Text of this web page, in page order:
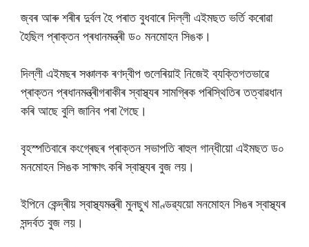
জ্বৰ আৰু শৰীৰ দুৰ্বল হৈ পৰাত বুধবাৰে দিল্লী এইমছত ভৰ্তি কৰোৱা
হৈছিল প্ৰাক্তন প্ৰধানমন্ত্ৰী ড০ মনমোহন সিঙক।
দিল্লী এইমছৰ সঞ্চালক ৰণদ্বীপ গুলেৰিয়াই নিজেই ব্যক্তিগতভাৱে
প্ৰাক্তন প্ৰধানমন্ত্ৰীগৰাকীৰ স্বাস্থ্যৰ সামগ্ৰিক পৰিস্থিতিৰ তত্বাৱধান
কৰি আছে বুলি জানিব পৰা গৈছে।
বৃহস্পতিবাৰে কংগ্ৰেছৰ প্ৰাক্তন সভাপতি ৰাহুল গান্ধীয়ো এইমছত ড০
মনমোহন সিঙক সাক্ষাৎ কৰি স্বাস্থ্যৰ বুজ লয়।
ইপিনে কেন্দ্ৰীয় স্বাস্থ্যমন্ত্ৰী মুনছুখ মাণ্ডৱ্যয়ো মনমোহন সিঙৰ স্বাস্থ্যৰ
সন্দৰ্বত বুজ লয়।